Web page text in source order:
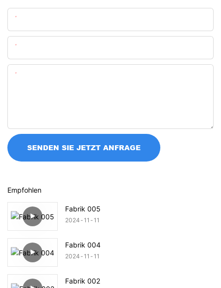
SENDEN SIE JETZT ANFRAGE
Empfohlen
Fabrik 005
2024 11 11
Fabrik 004
2024 11 11
Fabrik 002